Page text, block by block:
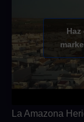
La Amazona